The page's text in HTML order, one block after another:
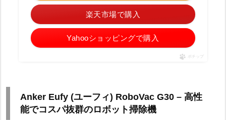
楽天市場で購入
Yahooショッピングで購入
ポチップ
Anker Eufy (ユーフィ) RoboVac G30 – 高性
能でコスパ抜群のロボット掃除機